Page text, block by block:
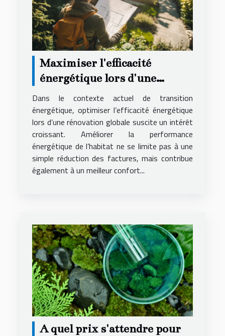
Maximiser l'efficacité
énergétique lors d'une
rénovation globale
Dans le contexte actuel de transition
énergétique, optimiser l’efficacité énergétique
lors d’une rénovation globale suscite un intérêt
croissant. Améliorer la performance
énergétique de l’habitat ne se limite pas à une
simple réduction des factures, mais contribue
également à un meilleur confort...
A quel prix s'attendre pour